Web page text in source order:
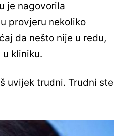
je nagovorila
provjeru nekoliko
da nešto nije u redu,
u kliniku.
uvijek trudni. Trudni ste